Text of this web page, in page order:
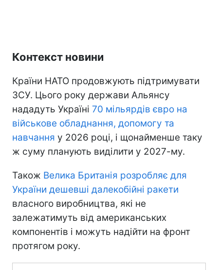
Контекст новини
Країни НАТО продовжують підтримувати
ЗСУ. Цього року держави Альянсу
нададуть Україні 70 мільярдів євро на
військове обладнання, допомогу та
навчання у 2026 році, і щонайменше таку
ж суму планують виділити у 2027-му.
Також Велика Британія розробляє для
України дешевші далекобійні ракети
власного виробництва, які не
залежатимуть від американських
компонентів і можуть надійти на фронт
протягом року.